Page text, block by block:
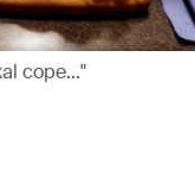
cope..."